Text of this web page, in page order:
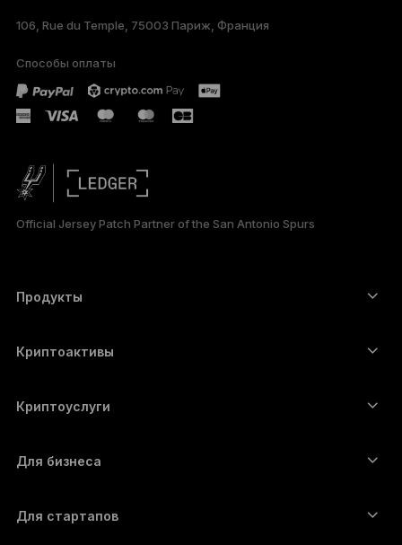
DEUTSCH
PORTUGUÊS
ESPAÑOL
日本語
106, Rue du Temple, 75003 Париж, Франция
Способы оплаты
Official Jersey Patch Partner of the San Antonio Spurs
Продукты
Аппаратный кошелёк
Ledger Stax
Ledger Nano Classics
Наборы
Криптоактивы
Ethereum-кошелёк
Cardano-кошелёк
Monero-кошелёк
Криптоуслуги
Купить криптовалюту
Обменять криптовалюту
Для бизнеса
Для стартапов